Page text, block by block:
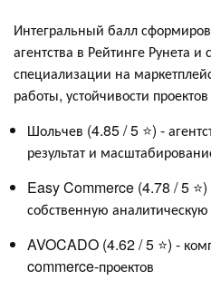
Интегральный балл
агентства в Рейтинге Рунета и
специализации на
работы, устойчивости
Шольчев (4.85 / 5 ⭐) -
результат и
Easy Commerce (4.78 / 5 ⭐)
собственную
AVOCADO (4.62 / 5 ⭐) -
commerce-проектов